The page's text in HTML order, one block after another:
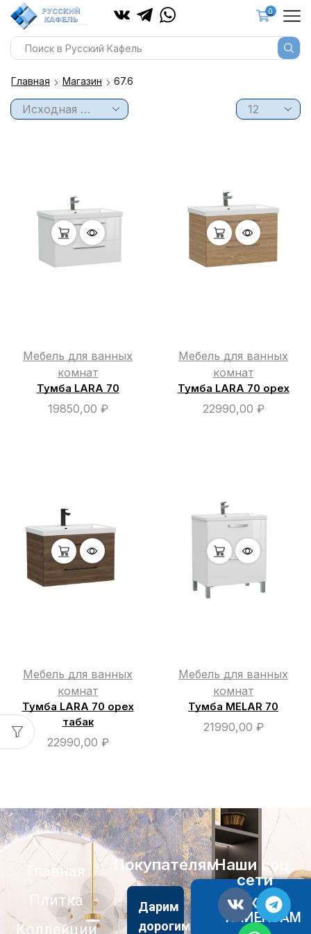
0
Главная Магазин 67.6
Мебель для ванных
комнат
Тумба LARA 70
19850,00 ₽
Мебель для ванных
комнат
Тумба LARA 70 орех
22990,00 ₽
Мебель для ванных
комнат
Тумба LARA 70 орех
табак
22990,00 ₽
Мебель для ванных
комнат
Тумба MELAR 70
21990,00 ₽
Главная
Плитка
Коллекции
Покупателям
Дарим
дорогим
АКЦИИ
КЛИЕНТАМ
Наши соц.
сети